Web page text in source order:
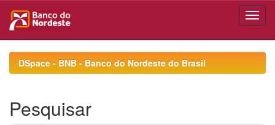
navigationDSpace - BNB - Banco do Nordeste do Brasil
Pesquisar